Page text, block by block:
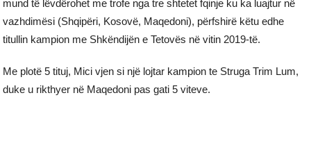
mund të lëvdërohet me trofe nga tre shtetet fqinje ku ka luajtur në
vazhdimësi (Shqipëri, Kosovë, Maqedoni), përfshirë këtu edhe
titullin kampion me Shkëndijën e Tetovës në vitin 2019-të.
Me plotë 5 tituj, Mici vjen si një lojtar kampion te Struga Trim Lum,
duke u rikthyer në Maqedoni pas gati 5 viteve.